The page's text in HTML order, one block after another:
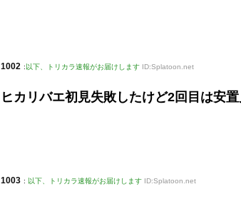
1002 : 以下、トリカラ速報がお届けします ID:Splatoon.net
ヒカリバエ初見失敗したけど2回目は安
1003 : 以下、トリカラ速報がお届けします ID:Splatoon.net